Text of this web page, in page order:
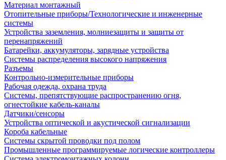
Материал монтажный
Отопительные приборы/Технологические и инженерные
системы
Устройства заземления, молниезащиты и защиты от
перенапряжений
Батарейки, аккумуляторы, зарядные устройства
Системы распределения высокого напряжения
Разъемы
Контрольно-измерительные приборы
Рабочая одежда, охрана труда
Системы, препятствующие распространению огня,
огнестойкие кабель-каналы
Датчики/сенсоры
Устройства оптической и акустической сигнализации
Короба кабельные
Системы скрытой проводки под полом
Промышленные программируемые логические контроллеры